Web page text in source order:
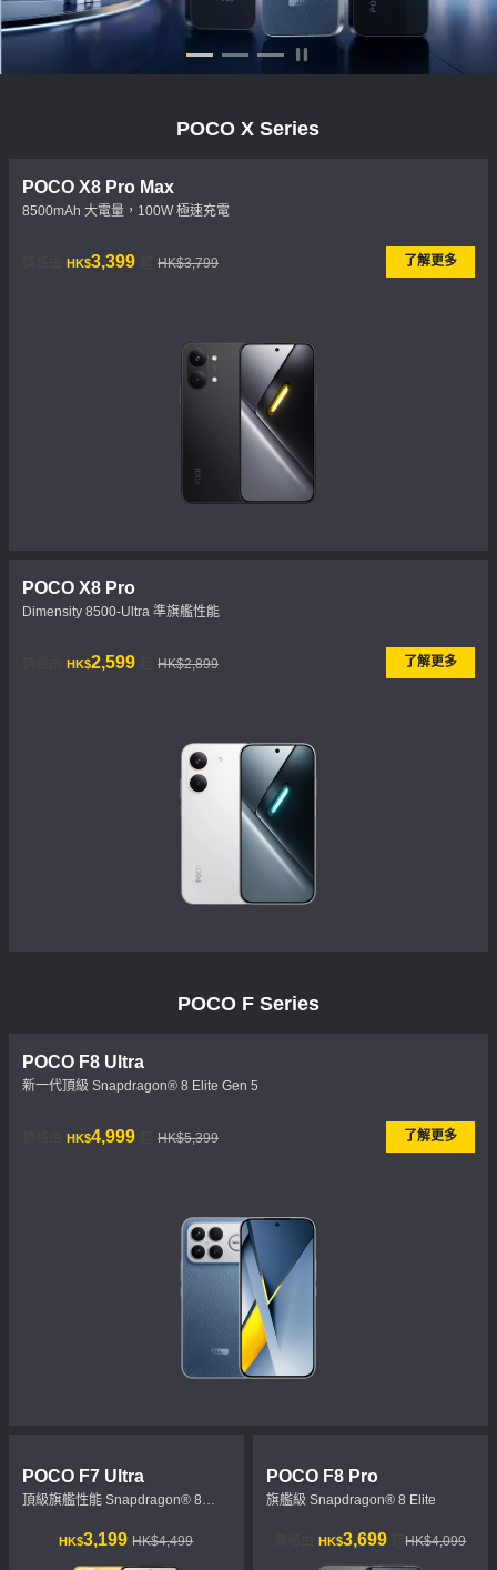
POCO X Series
POCO X8 Pro Max
8500mAh 大電量，100W 極速充電
HK$3,399
現價 HK$3399 HK$3,799
市場價格 HK$3,799 了解更多
POCO X8 Pro
Dimensity 8500-Ultra 準旗艦性能
HK$2,599
現價 HK$2599 HK$2,899
市場價格 HK$2,899 了解更多
POCO F Series
POCO F8 Ultra
新一代頂級 Snapdragon® 8 Elite Gen 5
HK$4,999
現價 HK$4999 HK$5,399
市場價格 HK$5,399 了解更多
POCO F7 Ultra
頂級旗艦性能 Snapdragon® 8
HK$3,199
現價 HK$3199HK$4,499
市場價格 HK$4,499
POCO F8 Pro
旗艦級 Snapdragon® 8 Elite
HK$3,699
現價 HK$3699 起HK$4,099
市場價格 HK$4,099